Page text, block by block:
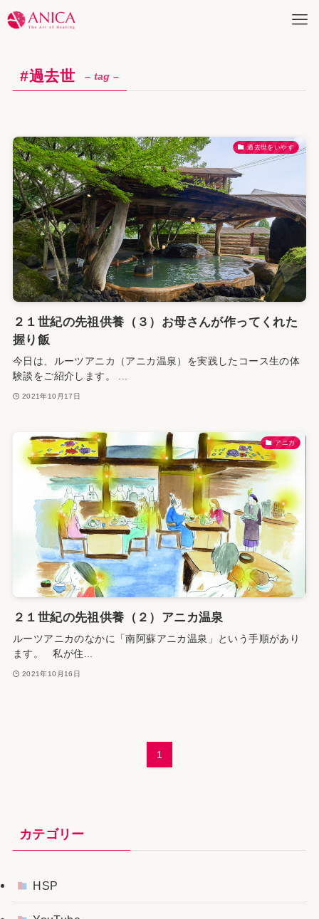
#過去世 – tag –
過去世をいやす
２１世紀の先祖供養（３）お母さんが作ってくれた
握り飯
今日は、ルーツアニカ（アニカ温泉）を実践したコース生の体
験談をご紹介します。 ...
2021年10月17日
アニカ
２１世紀の先祖供養（２）アニカ温泉
ルーツアニカのなかに「南阿蘇アニカ温泉」という手順があり
ます。 私が住...
2021年10月16日
1
カテゴリー
HSP